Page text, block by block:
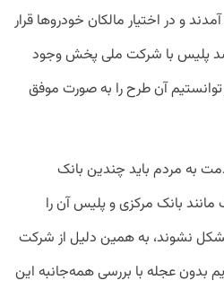
و در اختیار مالکان خودروها قرار
پلیس با شرکت ملی پخش وجود
آن طرح را به صورت موفق
به مردم باید چندین بانک
بانک مرکزی و پلیس آن را
نشوند، به همین دلیل از شرکت
بدون عجله با بررسی همه‌جانبه این